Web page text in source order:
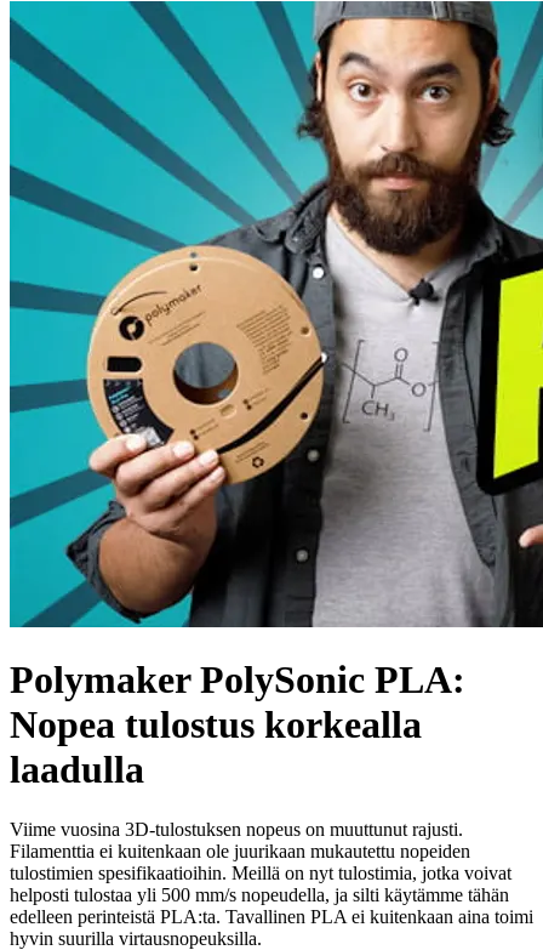
Polymaker PolySonic PLA:
Nopea tulostus korkealla
laadulla
Viime vuosina 3D-tulostuksen nopeus on muuttunut rajusti.
Filamenttia ei kuitenkaan ole juurikaan mukautettu nopeiden
tulostimien spesifikaatioihin. Meillä on nyt tulostimia, jotka voivat
helposti tulostaa yli 500 mm/s nopeudella, ja silti käytämme tähän
edelleen perinteistä PLA:ta. Tavallinen PLA ei kuitenkaan aina toimi
hyvin suurilla virtausnopeuksilla.